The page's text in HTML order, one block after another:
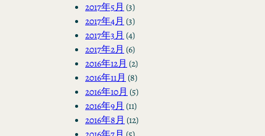
2017年5月 (3)
2017年4月 (3)
2017年3月 (4)
2017年2月 (6)
2016年12月 (2)
2016年11月 (8)
2016年10月 (5)
2016年9月 (11)
2016年8月 (12)